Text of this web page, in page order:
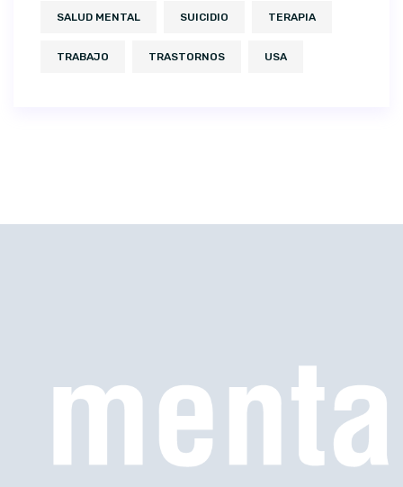
SALUD MENTAL SUICIDIO TERAPIA
TRABAJO TRASTORNOS USA